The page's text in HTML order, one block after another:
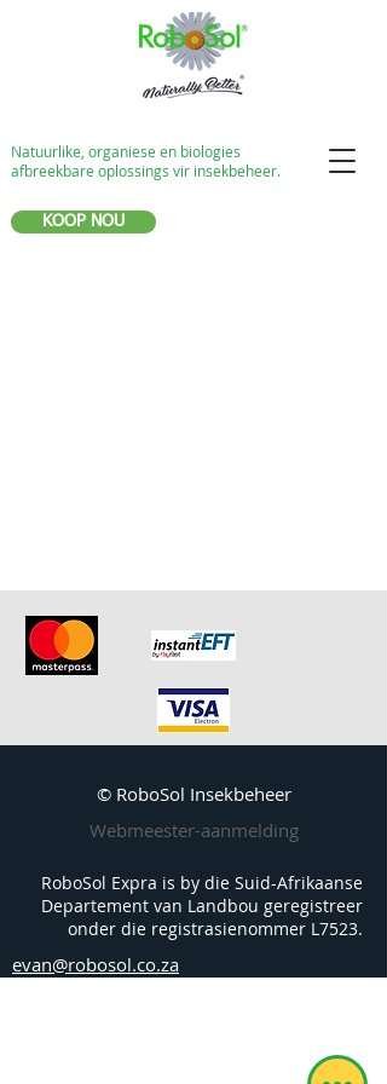
Natuurlike, organiese en biologies
afbreekbare oplossings vir insekbeheer.
KOOP NOU
© RoboSol Insekbeheer
Webmeester-aanmelding
RoboSol Expra is by die Suid-Afrikaanse
Departement van Landbou geregistreer
onder die registrasienommer L7523.
evan@robosol.co.za
TERUGVOER
Laat asseblief vir ons 'n boodskap en ons